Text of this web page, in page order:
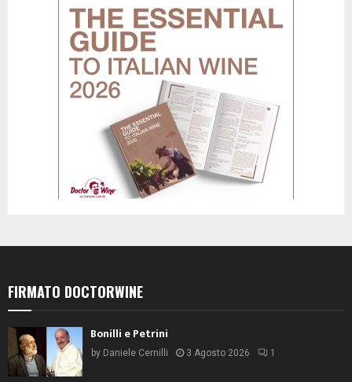
FIRMATO DOCTORWINE
Bonilli e Petrini
by Daniele Cernilli 3 Agosto 2026 1